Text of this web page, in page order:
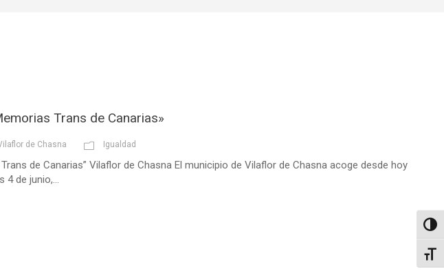
Trans de Canarias»
de Chasna Igualdad
de Canarias” Vilaflor de Chasna El municipio de Vilaflor de Chasna acoge desde hoy
4 de junio,...